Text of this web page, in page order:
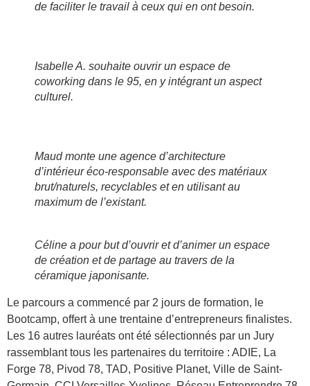
de faciliter le travail à ceux qui en ont besoin.
Isabelle A. souhaite ouvrir un espace de
coworking dans le 95, en y intégrant un aspect
culturel.
Maud monte une agence d’architecture
d’intérieur éco-responsable avec des matériaux
brut/naturels, recyclables et en utilisant au
maximum de l’existant.
Céline a pour but d’ouvrir et d’animer un espace
de création et de partage au travers de la
céramique japonisante.
Le parcours a commencé par 2 jours de formation, le
Bootcamp, offert à une trentaine d’entrepreneurs finalistes.
Les 16 autres lauréats ont été sélectionnés par un Jury
rassemblant tous les partenaires du territoire : ADIE, La
Forge 78, Pivod 78, TAD, Positive Planet, Ville de Saint-